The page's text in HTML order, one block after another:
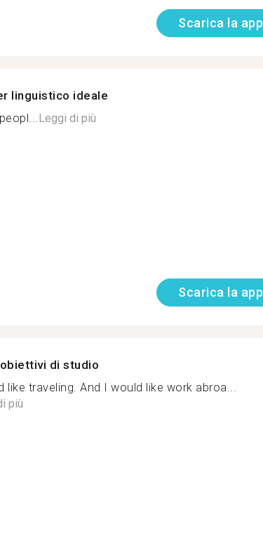
Scarica la app
linguistico ideale
Leggi di più
Scarica la app
di studio
like traveling. And I would like work abroa...
più